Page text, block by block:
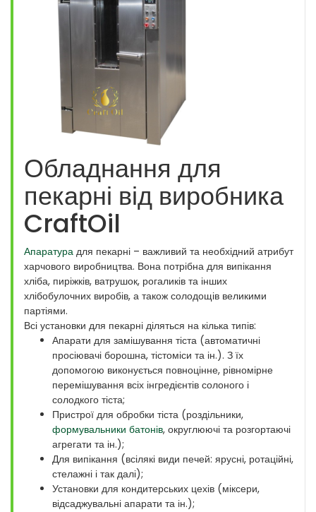
Обладнання для
пекарні від виробника
CraftOil
Апаратура для пекарні – важливий та необхідний атрибут
харчового виробництва. Вона потрібна для випікання
хліба, пиріжків, ватрушок, рогаликів та інших
хлібобулочних виробів, а також солодощів великими
партіями.
Всі установки для пекарні діляться на кілька типів:
Апарати для замішування тіста (автоматичні
просіювачі борошна, тістоміси та ін.). З їх
допомогою виконується повноцінне, рівномірне
перемішування всіх інгредієнтів солоного і
солодкого тіста;
Пристрої для обробки тіста (роздільники,
формувальники батонів, округлюючі та розгортаючі
агрегати та ін.);
Для випікання (всілякі види печей: ярусні, ротаційні,
стелажні і так далі);
Установки для кондитерських цехів (міксери,
відсаджувальні апарати та ін.);